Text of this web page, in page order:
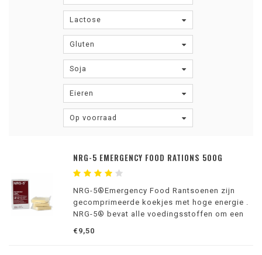
Lactose
Gluten
Soja
Eieren
Op voorraad
NRG-5 EMERGENCY FOOD RATIONS 500G
NRG-5®Emergency Food Rantsoenen zijn
gecomprimeerde koekjes met hoge energie .
NRG-5® bevat alle voedingsstoffen om een
maanden) en volwassenen te bieden.
€9,50